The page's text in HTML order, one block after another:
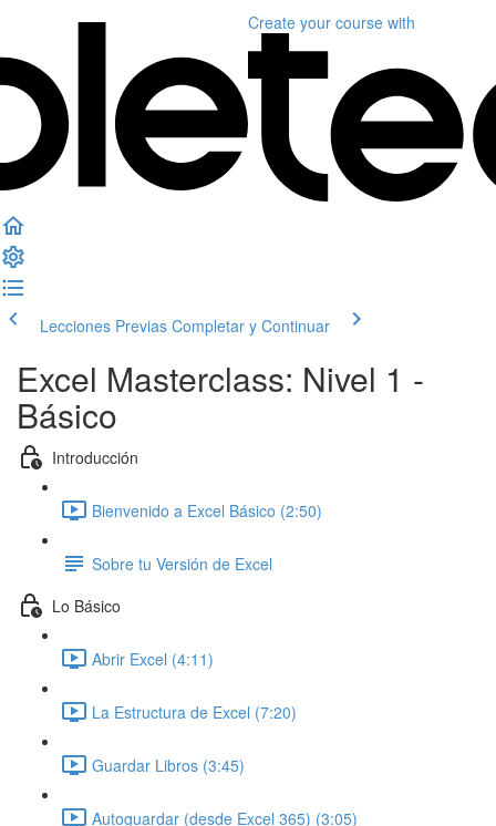
Create your course with
Lecciones Previas Completar y Continuar
Excel Masterclass: Nivel 1 -
Básico
Introducción
Bienvenido a Excel Básico (2:50)
Sobre tu Versión de Excel
Lo Básico
Abrir Excel (4:11)
La Estructura de Excel (7:20)
Guardar Libros (3:45)
Autoguardar (desde Excel 365) (3:05)